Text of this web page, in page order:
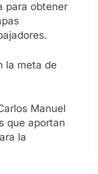
para obtener
la meta de
Manuel
que aportan
la